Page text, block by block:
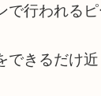
で行われる
できるだけ